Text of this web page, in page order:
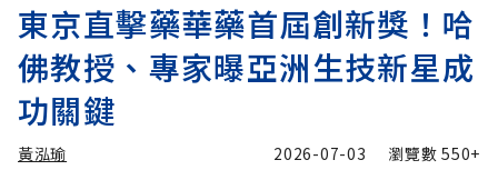
東京直擊藥華藥首屆創新獎！哈
佛教授、專家曝亞洲生技新星成
功關鍵
黃泓瑜 2026-07-03 瀏覽數550+